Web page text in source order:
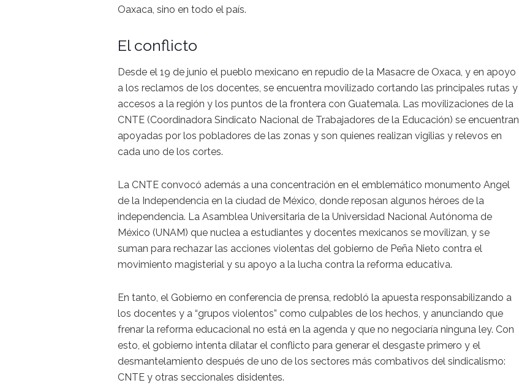
Oaxaca, sino en todo el país.
El conflicto
Desde el 19 de junio el pueblo mexicano en repudio de la Masacre de Oxaca, y en apoyo
a los reclamos de los docentes, se encuentra movilizado cortando las principales rutas y
accesos a la región y los puntos de la frontera con Guatemala. Las movilizaciones de la
CNTE (Coordinadora Sindicato Nacional de Trabajadores de la Educación) se encuentran
apoyadas por los pobladores de las zonas y son quienes realizan vigilias y relevos en
cada uno de los cortes.
La CNTE convocó además a una concentración en el emblemático monumento Angel
de la Independencia en la ciudad de México, donde reposan algunos héroes de la
independencia. La Asamblea Universitaria de la Universidad Nacional Autónoma de
México (UNAM) que nuclea a estudiantes y docentes mexicanos se movilizan, y se
suman para rechazar las acciones violentas del gobierno de Peña Nieto contra el
movimiento magisterial y su apoyo a la lucha contra la reforma educativa.
En tanto, el Gobierno en conferencia de prensa, redobló la apuesta responsabilizando a
los docentes y a “grupos violentos” como culpables de los hechos, y anunciando que
frenar la reforma educacional no está en la agenda y que no negociaría ninguna ley. Con
esto, el gobierno intenta dilatar el conflicto para generar el desgaste primero y el
desmantelamiento después de uno de los sectores más combativos del sindicalismo:
CNTE y otras seccionales disidentes.